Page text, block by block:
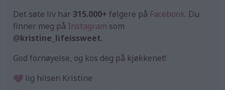
Det søte liv har315.000+ følgere på Facebook. Du
finner meg på Instagram som
@kristine_lifeissweet.
God fornøyelse, og kos deg på kjøkkenet!
lig hilsen Kristine